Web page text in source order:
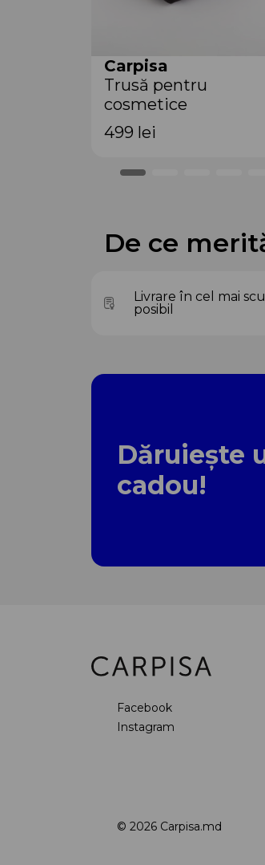
Carpisa
Trusă pentru
cosmetice
ANB69705911 Black
499 lei
De ce
Livrare în cel mai
posibil
Dăruiește
cadou!
Facebook
Instagram
© 2026 Carpisa.md